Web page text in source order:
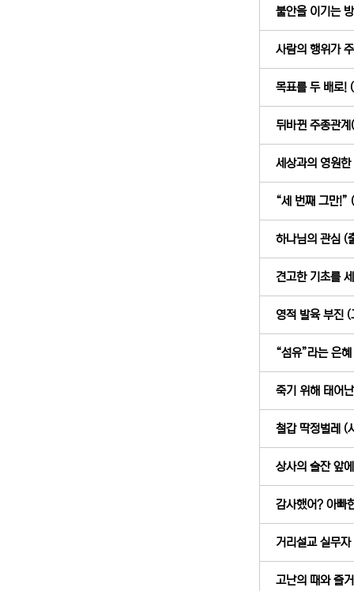
불안을 이기는
사람의 행위가
목표를 두 배로!
뒤바뀐 주종관
세상과의 영원
“세 번째 그만
하나님의 관심
견고한 기초를
영적 발육 부진
“섬유”라는 은
죽기 위해 태어
철갑 딱정벌레
상사의 술잔 앞
감사했어? 아빠
거리설교 실무
고난의 때와 즐